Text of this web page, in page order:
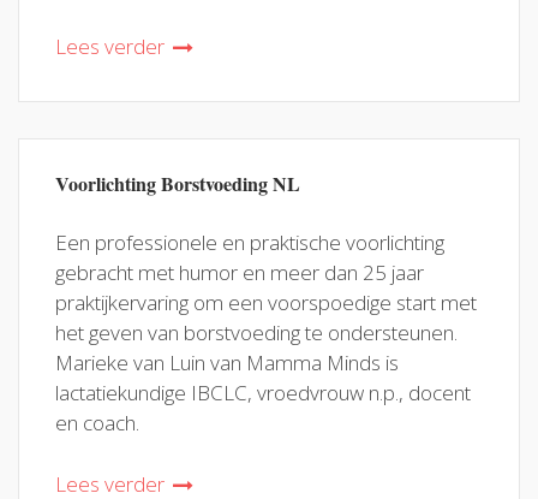
Lees verder
Voorlichting Borstvoeding NL
Een professionele en praktische voorlichting
gebracht met humor en meer dan 25 jaar
praktijkervaring om een voorspoedige start met
het geven van borstvoeding te ondersteunen.
Marieke van Luin van Mamma Minds is
lactatiekundige IBCLC, vroedvrouw n.p., docent
en coach.
Lees verder